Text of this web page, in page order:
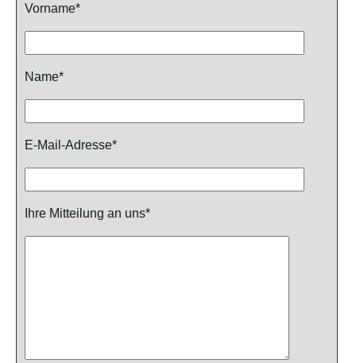
Vorname*
Name*
E-Mail-Adresse*
Ihre Mitteilung an uns*